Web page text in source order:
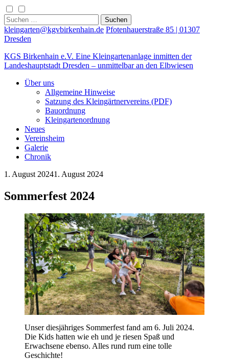
Skip
to
content
Suchen
nach:
kleingarten@kgvbirkenhain.de Pfotenhauerstraße 85 | 01307
Dresden
KGS Birkenhain e.V. Eine Kleingartenanlage inmitten der
Landeshauptstadt Dresden – unmittelbar an den Elbwiesen
Über uns
Allgemeine Hinweise
Satzung des Kleingärtnervereins (PDF)
Bauordnung
Kleingartenordnung
Neues
Vereinsheim
Galerie
Chronik
1. August 20241. August 2024
Sommerfest 2024
Unser diesjähriges Sommerfest fand am 6. Juli 2024.
Die Kids hatten wie eh und je riesen Spaß und
Erwachsene ebenso. Alles rund rum eine tolle
Geschichte!